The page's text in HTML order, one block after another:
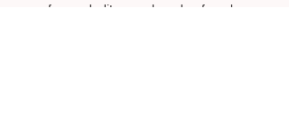
uur afgerond, dit om volgende afspraken